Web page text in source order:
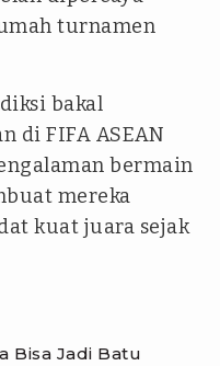
turnamen
bakal
di FIFA ASEAN
bermain
mereka
kuat juara sejak
Bisa Jadi Batu